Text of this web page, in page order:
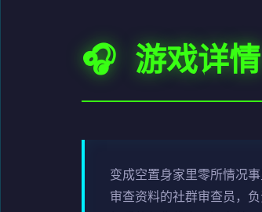
🎧 游戏详情
变成空置身家里零所情况
审查资料的社群审查员，